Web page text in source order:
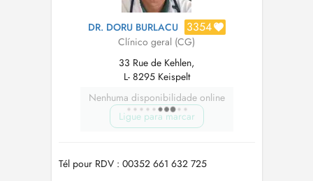
DR. DORU BURLACU 3354
Clínico geral (CG)
33 Rue de Kehlen,
L- 8295 Keispelt
Nenhuma disponibilidade online
Ligue para marcar
Tél pour RDV : 00352 661 632 725